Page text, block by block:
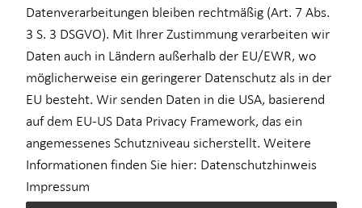
Expat
Einen wertvollen Gegenstand, das eigene Auto oder die
Wohnung versichern? Klingt logisch. Aber auch das eigene
Einkommen sollten erwerbstätige Menschen finanziell absichern.
Haben Sie schon einmal darüber nachgedacht, was passieren
würde, wenn Sie aus gesundheitlichen Gründen nicht mehr
arbeiten könnten? Dieses Risiko ist viel höher, als die meisten
vermuten. Jede vierte Person ist im Laufe ihres Berufslebens von
Erwerbs- oder gar Berufsunfähigkeit bedroht. Ein schlimmer
Unfall oder eine schwere Krankheit – und schon ist nichts mehr,
Datenverarbeitungen bleiben rechtmäßig (Art. 7 Abs.
3 S. 3 DSGVO). Mit Ihrer Zustimmung verarbeiten wir
Daten auch in Ländern außerhalb der EU/EWR, wo
möglicherweise ein geringerer Datenschutz als in der
EU besteht. Wir senden Daten in die USA, basierend
auf dem EU-US Data Privacy Framework, das ein
angemessenes Schutzniveau sicherstellt. Weitere
Informationen finden Sie hier: Datenschutzhinweis
Impressum